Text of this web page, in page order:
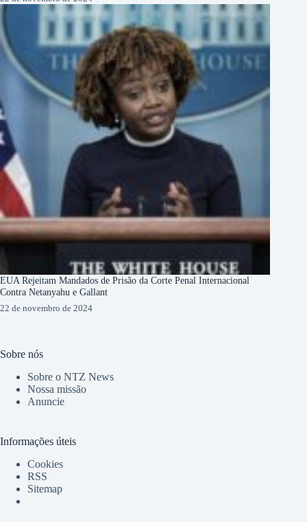
EUA Rejeitam Mandados de Prisão da Corte Penal Internacional
Contra Netanyahu e Gallant
22 de novembro de 2024
Sobre nós
Sobre o NTZ News
Nossa missão
Anuncie
Informações úteis
Cookies
RSS
Sitemap